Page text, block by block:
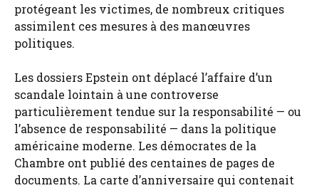
protégeant les victimes, de nombreux critiques
assimilent ces mesures à des manœuvres
politiques.
Les dossiers Epstein ont déplacé l’affaire d’un
scandale lointain à une controverse
particulièrement tendue sur la responsabilité — ou
l’absence de responsabilité — dans la politique
américaine moderne. Les démocrates de la
Chambre ont publié des centaines de pages de
documents. La carte d’anniversaire qui contenait